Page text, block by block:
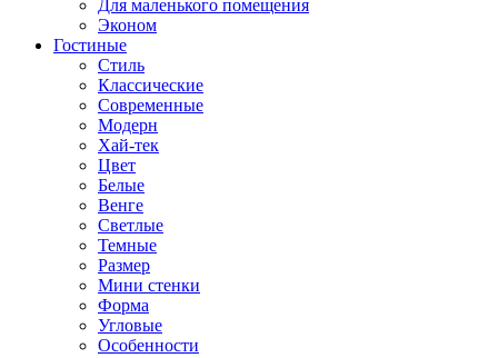
Для маленького помещения
Эконом
Гостиные
Стиль
Классические
Современные
Модерн
Хай-тек
Цвет
Белые
Венге
Светлые
Темные
Размер
Мини стенки
Форма
Угловые
Особенности